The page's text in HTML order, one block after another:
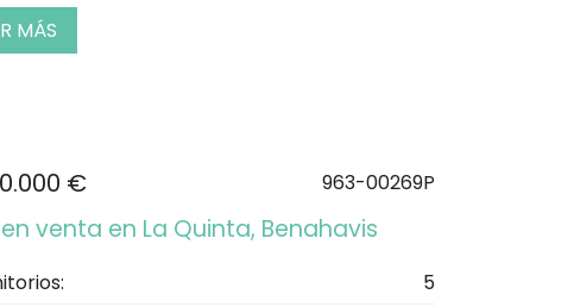
MÁS
€ 963-00269P
venta en La Quinta, Benahavis
5